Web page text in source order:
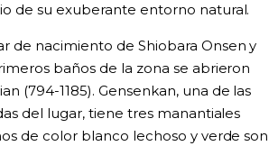
de su exuberante entorno natural.
de nacimiento de Shiobara Onsen y
baños de la zona se abrieron
(794-1185). Gensenkan, una de las
del lugar, tiene tres manantiales
de color blanco lechoso y verde son